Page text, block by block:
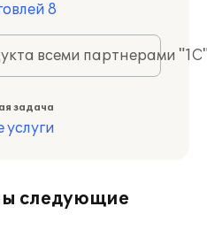
8
всеми партнерами
задача
следующие